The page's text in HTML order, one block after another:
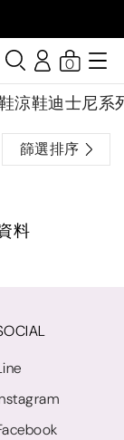
涼鞋迪士尼系
0
篩選排序
料